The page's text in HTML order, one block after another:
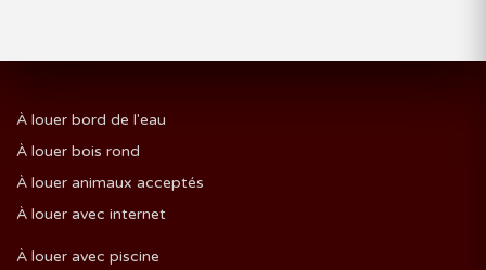
À louer bord de l'eau
À louer bois rond
À louer animaux acceptés
À louer avec internet
À louer avec piscine